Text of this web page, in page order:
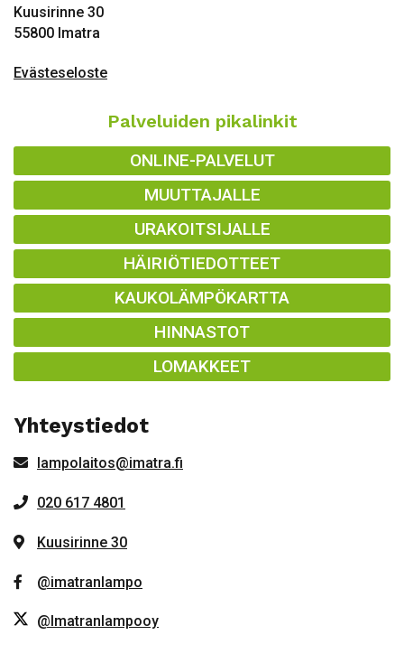
Kuusirinne 30
55800 Imatra
Evästeseloste
Palveluiden pikalinkit
ONLINE-PALVELUT
MUUTTAJALLE
URAKOITSIJALLE
HÄIRIÖTIEDOTTEET
KAUKOLÄMPÖKARTTA
HINNASTOT
LOMAKKEET
Yhteystiedot
lampolaitos@imatra.fi
020 617 4801
Kuusirinne 30
@imatranlampo
@Imatranlampooy